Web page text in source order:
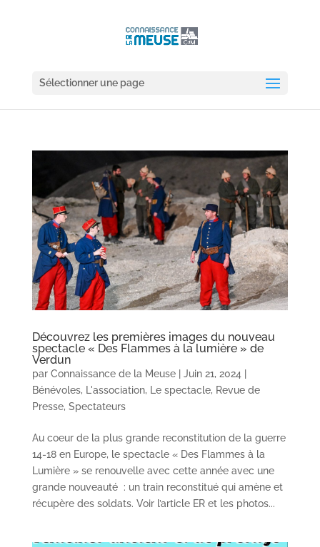
Sélectionner une page
Découvrez les premières images du nouveau
spectacle « Des Flammes à la lumière » de
Verdun
par Connaissance de la Meuse| Juin 21, 2024
Bénévoles, L'association, Le spectacle, Revue de
Presse, Spectateurs
Au coeur de la plus grande reconstitution de la guerre
14-18 en Europe, le spectacle « Des Flammes à la
Lumière » se renouvelle avec cette année avec une
grande nouveauté : un train reconstitué qui amène et
récupère des soldats. Voir l’article ER et les photos...